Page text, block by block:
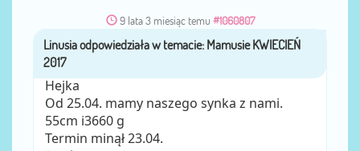
9 lata 3 miesiąc temu #1060807
przezLinusia
Hejka
Od 25.04. mamy naszego synka z nami.
55cm i3660 g
Termin minął 23.04.